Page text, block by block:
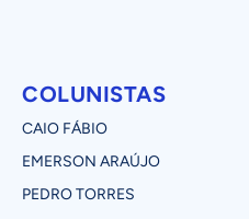
COLUNISTAS
CAIO FÁBIO
EMERSON ARAÚJO
PEDRO TORRES